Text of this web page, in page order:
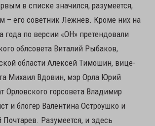
в списке значился, разумеется,
– его советник Лежнев. Кроме них на
года по версии «ОН» претендовали
облсовета Виталий Рыбаков,
области Алексей Тимошин, вице-
Михаил Вдовин, мэр Орла Юрий
Орловского горсовета Владимир
и блогер Валентина Остроушко и
Почтарев. Разумеется, и здесь